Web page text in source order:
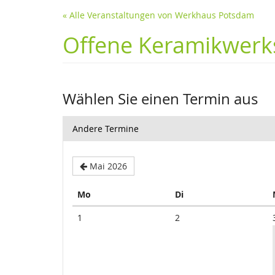
« Alle Veranstaltungen von Werkhaus Potsdam
Offene
Wählen Sie einen Termin aus
Andere Termine
Mai 2026
Mo DiDienstag
1
2